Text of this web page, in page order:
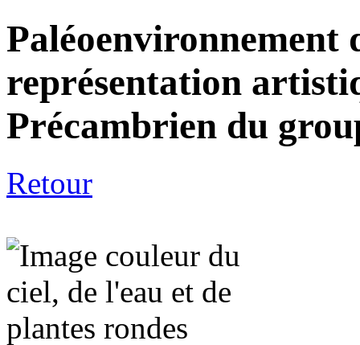
Paléoenvironnement
représentation
Précambrien du
Retour